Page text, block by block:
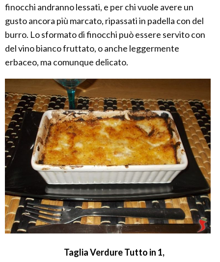
finocchi andranno lessati, e per chi vuole avere un
gusto ancora più marcato, ripassati in padella con del
burro. Lo sformato di finocchi può essere servito con
del vino bianco fruttato, o anche leggermente
erbaceo, ma comunque delicato.
Taglia Verdure Tutto in 1,